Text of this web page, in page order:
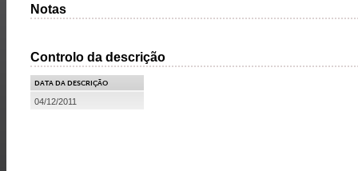
Notas
Controlo da descrição
DATA DA DESCRIÇÃO
04/12/2011